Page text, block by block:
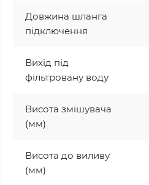
Довжина шланга
підключення
Вихід під
фільтровану воду
Висота змішувача
(мм)
Висота до виливу
(мм)